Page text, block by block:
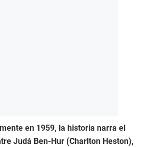
en 1959, la historia narra el
Judá Ben-Hur (Charlton Heston),